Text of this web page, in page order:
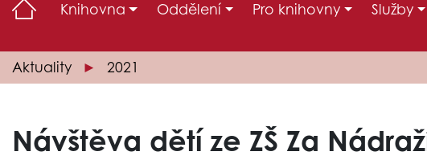
Knihovna Oddělení Pro knihovny Služby
Aktuality 2021
Návštěva dětí ze ZŠ Za